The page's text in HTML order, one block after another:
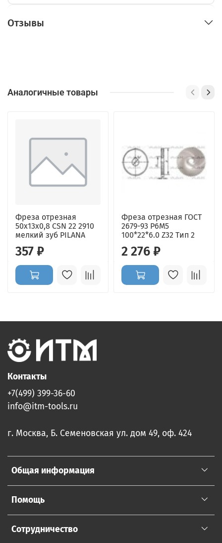
Отзывы
Аналогичные товары
Фреза отрезная
50x13х0,8 CSN 22 2910
мелкий зуб PILANA
357 ₽
Фреза отрезная ГОСТ
2679-93 Р6М5
100*22*6.0 Z32 Тип 2
2 276 ₽
Общая информация
Помощь
Сотрудничество
Контакты
+7(499) 399-36-60
info@itm-tools.ru
г. Москва, Б. Семеновская ул. дом 49, оф. 424